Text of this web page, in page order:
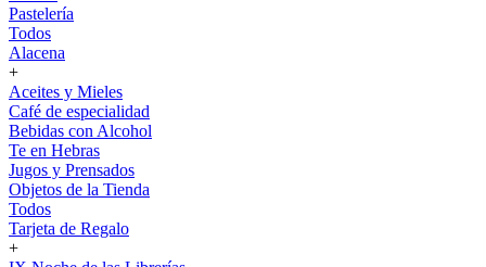
Pastelería
Todos
Alacena
+
Aceites y Mieles
Café de especialidad
Bebidas con Alcohol
Te en Hebras
Jugos y Prensados
Objetos de la Tienda
Todos
Tarjeta de Regalo
+